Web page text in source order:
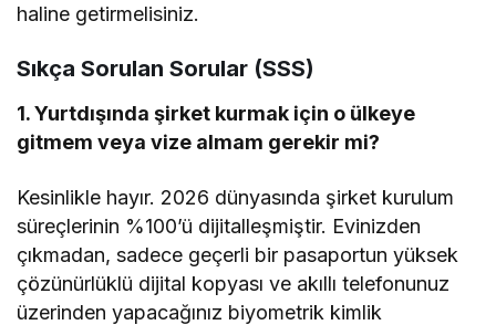
haline getirmelisiniz.
Sıkça Sorulan Sorular (SSS)
1. Yurtdışında şirket kurmak için o ülkeye
gitmem veya vize almam gerekir mi?
Kesinlikle hayır. 2026 dünyasında şirket kurulum
süreçlerinin %100’ü dijitalleşmiştir. Evinizden
çıkmadan, sadece geçerli bir pasaportun yüksek
çözünürlüklü dijital kopyası ve akıllı telefonunuz
üzerinden yapacağınız biyometrik kimlik